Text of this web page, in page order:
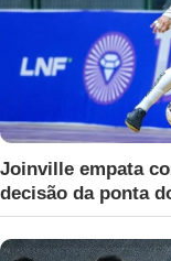
Joinville empata
decisão da ponta